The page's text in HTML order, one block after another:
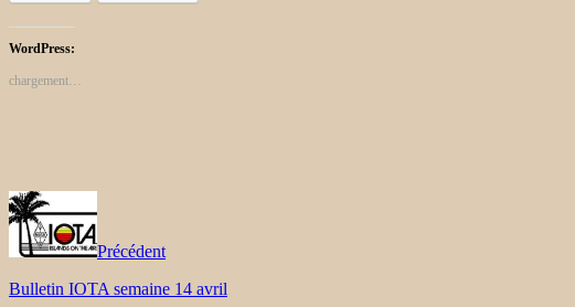
WordPress:
chargement…
Précédent
Bulletin IOTA semaine 14 avril